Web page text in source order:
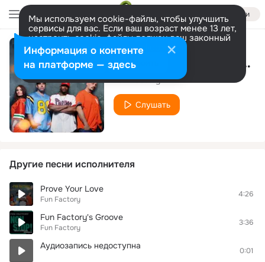
Войти
Мы используем cookie-файлы, чтобы улучшить
сервисы для вас. Если ваш возраст менее 13 лет,
настроить cookie-файлы должен ваш законный
представитель. Больше информации
Разрешить все Настроить Pain (Ural Djs Edit Full Version)
Fun Factory
Слушать
Другие песни исполнителя
Prove Your Love
Fun Factory
4:26
Fun Factory's Groove
Fun Factory
3:36
Аудиозапись недоступна 0:01
Информация о контенте
на платформе — здесь